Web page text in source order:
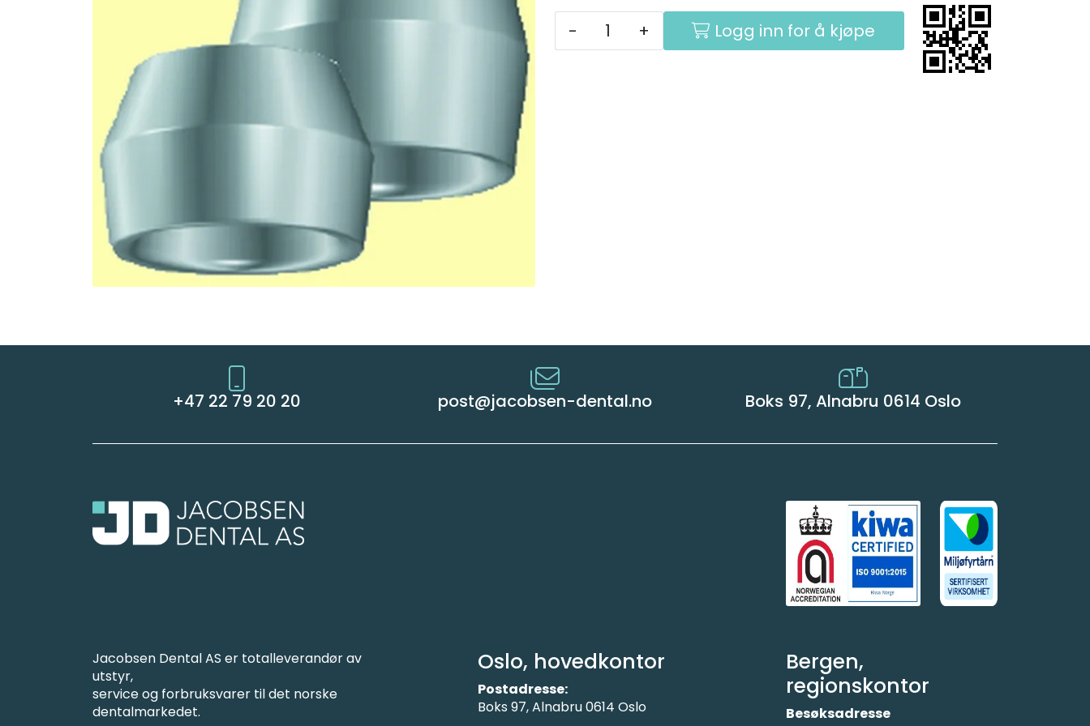
- + Logg inn for å kjøpe
+47 22 79 20 20 post@jacobsen-dental.no Boks 97, Alnabru 0614 Oslo
Jacobsen Dental AS er totalleverandør av
utstyr,
service og forbruksvarer til det norske
dentalmarkedet.
Bergen,
regionskontor
Besøksadresse
Oslo, hovedkontor
Postadresse:
Boks 97, Alnabru 0614 Oslo